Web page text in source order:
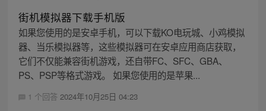
街机模拟器下载手机版
如果您使用的是安卓手机，可以下载KO电玩城、小鸡模拟
器、当乐模拟器等，这些模拟器可在安卓应用商店获取，
它们不仅能兼容街机游戏，还自带FC、SFC、GBA、
PS、PSP等格式游戏。 如果您使用的是苹果...
1 个回答 2024年10月25日 04:23